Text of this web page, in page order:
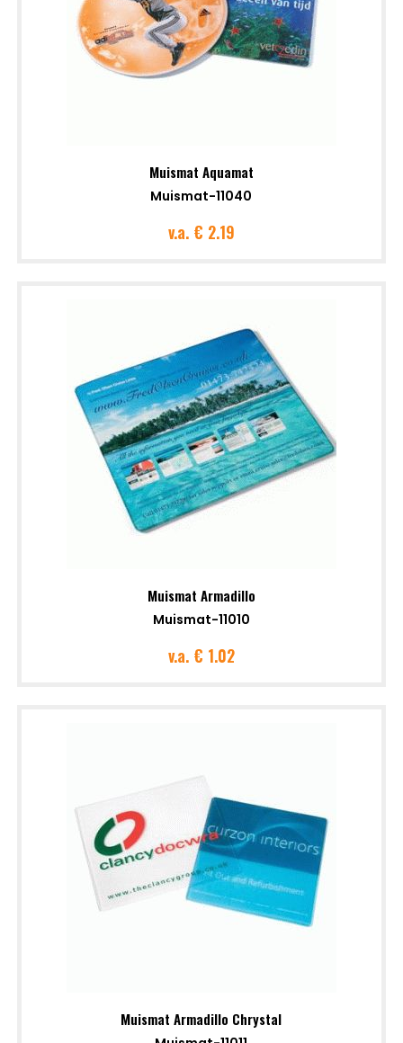
Muismat Aquamat
Muismat-11040
v.a.€ 2.19
Muismat Armadillo
Muismat-11010
v.a.€ 1.02
Muismat Armadillo Chrystal